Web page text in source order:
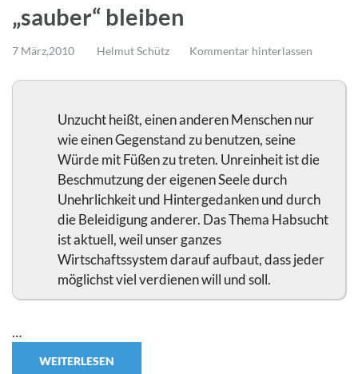
„sauber“ bleiben
7 März,2010 Helmut Schütz Kommentar hinterlassen
Unzucht heißt, einen anderen Menschen nur
wie einen Gegenstand zu benutzen, seine
Würde mit Füßen zu treten. Unreinheit ist die
Beschmutzung der eigenen Seele durch
Unehrlichkeit und Hintergedanken und durch
die Beleidigung anderer. Das Thema Habsucht
ist aktuell, weil unser ganzes
Wirtschaftssystem darauf aufbaut, dass jeder
möglichst viel verdienen will und soll.
…
WEITERLESEN